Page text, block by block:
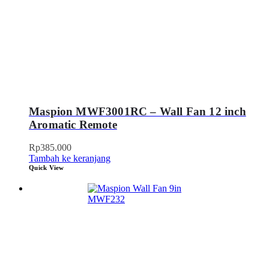
Maspion MWF3001RC – Wall Fan 12 inch
Aromatic Remote
Rp385.000
Tambah ke keranjang
Quick View